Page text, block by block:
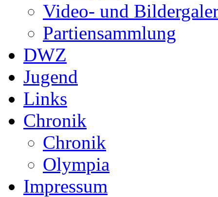
Video- und
Partiensammlung
DWZ
Jugend
Links
Chronik
Chronik
Olympia
Impressum